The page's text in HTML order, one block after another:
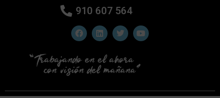
910 607 564